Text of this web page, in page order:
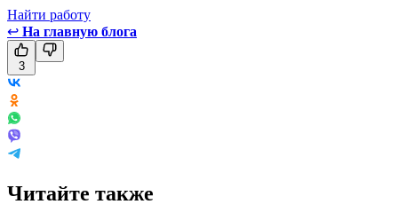
Найти работу
↩ На главную блога
3
Читайте также